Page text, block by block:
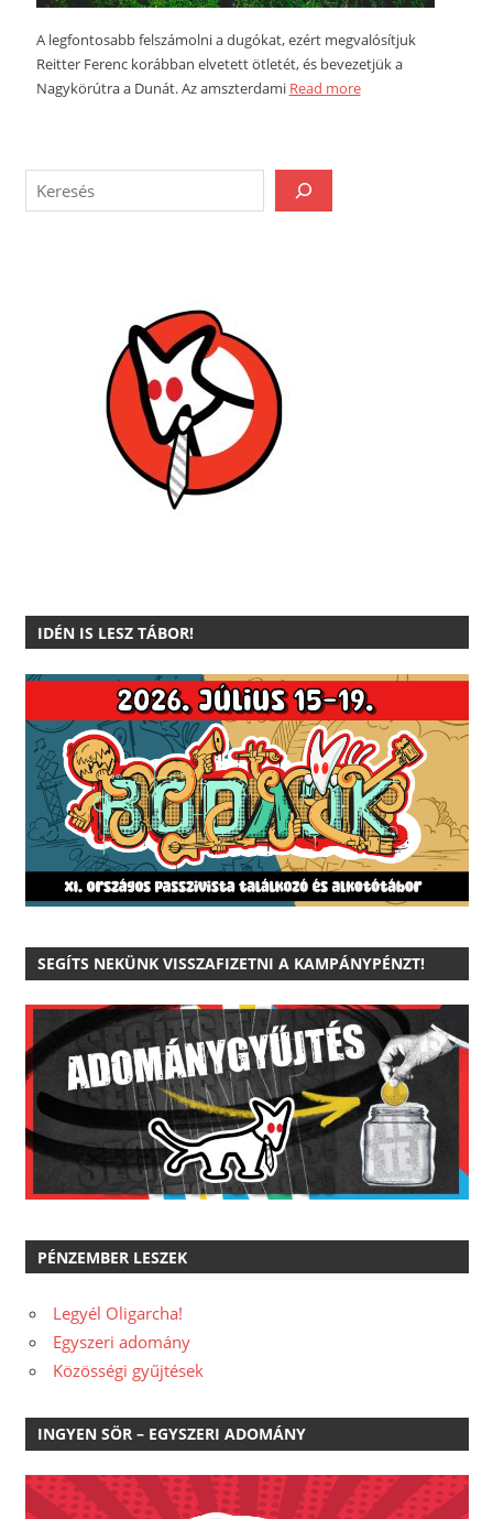
A legfontosabb felszámolni a dugókat, ezért megvalósítjuk
Reitter Ferenc korábban elvetett ötletét, és bevezetjük a
Nagykörútra a Dunát. Az amszterdami Read more
IDÉN IS LESZ TÁBOR!
SEGÍTS NEKÜNK VISSZAFIZETNI A KAMPÁNYPÉNZT!
PÉNZEMBER LESZEK
Legyél Oligarcha!
Egyszeri adomány
Közösségi gyűjtések
INGYEN SÖR – EGYSZERI ADOMÁNY